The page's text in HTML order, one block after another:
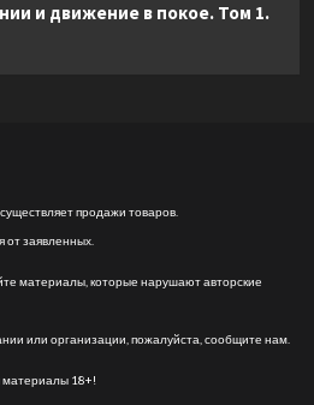
и движение в покое. Том 1.
продажи товаров.
от заявленных.
материалы, которые нарушают авторские
или организации, пожалуйста, сообщите нам.
материалы 18+!